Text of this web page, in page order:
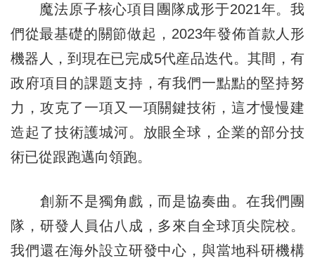
魔法原子核心項目團隊成形于2021年。我
們從最基礎的關節做起，2023年發佈首款人形
機器人，到現在已完成5代産品迭代。其間，有
政府項目的課題支持，有我們一點點的堅持努
力，攻克了一項又一項關鍵技術，這才慢慢建
造起了技術護城河。放眼全球，企業的部分技
術已從跟跑邁向領跑。
創新不是獨角戲，而是協奏曲。在我們團
隊，研發人員佔八成，多來自全球頂尖院校。
我們還在海外設立研發中心，與當地科研機構